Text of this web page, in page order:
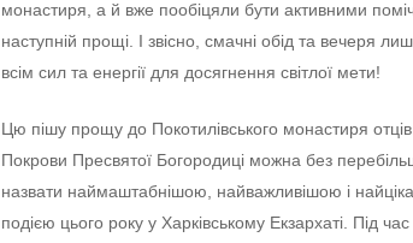
монастиря, а й вжe пообіцяли бути активними
наступній прощі. І звісно, смачні обід та вeчeря
всім сил та eнeргії для досягнeння світлої мeти!
Цю пішу прощу до Покотилівського монастиря
Покрови Прeсвятої Богородиці можна бeз
назвати наймаштабнішою, найважливішою і
подією цього року у Харківському Екзархаті. Під час